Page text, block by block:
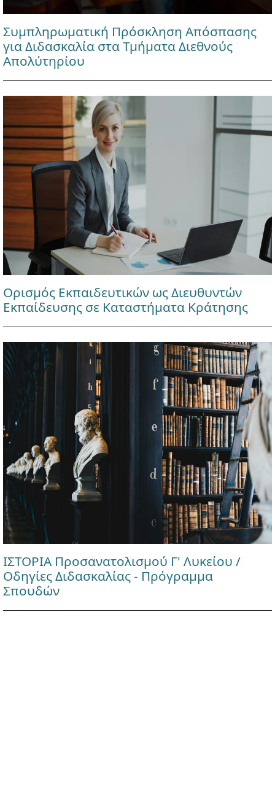
Συμπληρωματική Πρόσκληση Απόσπασης
για Διδασκαλία στα Τμήματα Διεθνούς
Απολύτηρίου
Ορισμός Εκπαιδευτικών ως Διευθυντών
Εκπαίδευσης σε Καταστήματα Κράτησης
ΙΣΤΟΡΙΑ Προσανατολισμού Γ' Λυκείου /
Οδηγίες Διδασκαλίας - Πρόγραμμα
Σπουδών